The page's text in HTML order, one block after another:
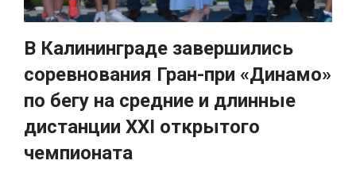
В Калининграде завершились
соревнования Гран-при «Динамо»
по бегу на средние и длинные
дистанции XXI открытого
чемпионата